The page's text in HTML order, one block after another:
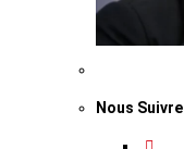
Nous Suivre